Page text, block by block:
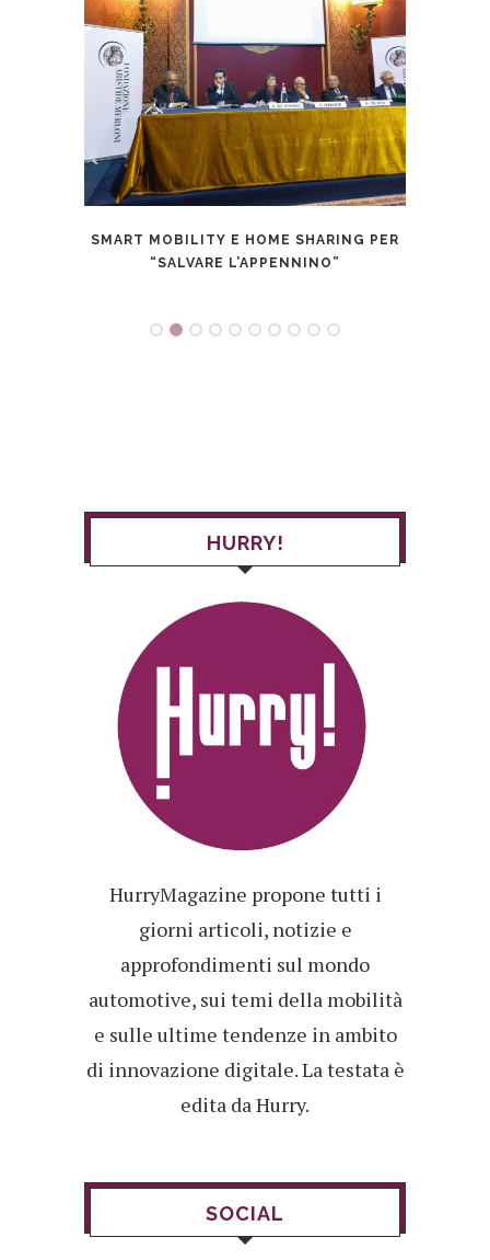
SMART MOBILITY E HOME SHARING PER
“SALVARE L’APPENNINO”
HURRY!
HurryMagazine propone tutti i
giorni articoli, notizie e
approfondimenti sul mondo
automotive, sui temi della mobilità
e sulle ultime tendenze in ambito
di innovazione digitale. La testata è
edita da Hurry.
SOCIAL